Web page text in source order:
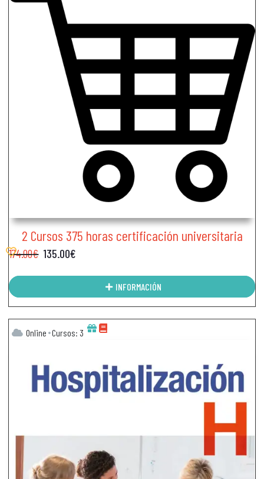
2 Cursos 375 horas certificación universitaria
174.00€ 135.00€
INFORMACIÓN
Online Cursos: 3